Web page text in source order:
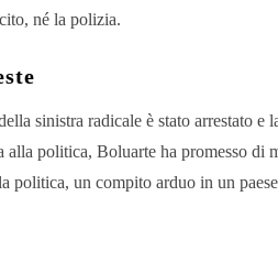
né la polizia.
sinistra radicale è stato arrestato e
politica, Boluarte ha promesso di
politica, un compito arduo in un